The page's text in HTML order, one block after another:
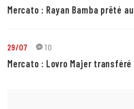
Mercato : Rayan Bamba prêté
29/07 10
Mercato : Lovro Majer transféré